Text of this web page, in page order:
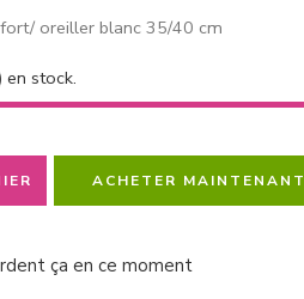
oreiller blanc 35/40 cm
en stock.
ACHETER MAINTENANT
ça en ce moment